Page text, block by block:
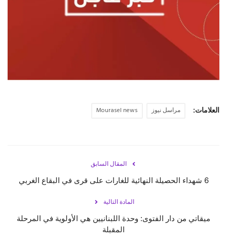
حياة
العلامات: مراسل نيوز Mourasel news
المقال السابق
6 شهداء الحصيلة النهائية للغارات على قرى في ‎البقاع الغربي
المادة التالية
ميقاتي من دار الفتوى: وحدة اللبنانيين هي الأولوية في المرحلة
المقبلة